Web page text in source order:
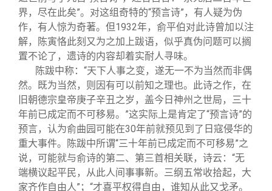
界，尽在此矣”。对这组奇特的“预言诗”，有人疑为伪
作，有人惊为奇著。但1932年，俞平伯对此诗曾加以注
解，陈寅恪此刻又为之加上跋语，似乎真伪问题可以搁
置不论了，遗诗的内容却着实耐人寻味。
陈跋中称：“天下人事之变，遂无一不为当然而非偶
然。既为当然，则因有可以前知之理也。此诗之作，在
旧朝德宗皇帝庚子辛丑之岁，盖今日神州之世局，三十
年前已成定而不可移易。”这实际上是肯定了“预言诗”的
预言，认为俞曲园可能在30年前就预见到了日寇侵华的
重大事件。陈跋中所谓“三十年前已成定而不可移易”之
说，可能就与俞诗的第二、第三首相关联，诗云：“无
端横议起平民，从此人间事事新。三纲五常收拾起，大
家齐作自由人”；“才喜平权得自由，谁知从此又戈矛。